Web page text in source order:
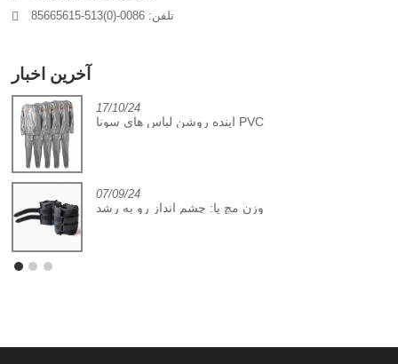
تلفن: 0086-(0)513-85665615
آخرین اخبار
17/10/24
آینده روشن لباس های سونا PVC
07/09/24
وزن مچ پا: چشم انداز رو به رشد